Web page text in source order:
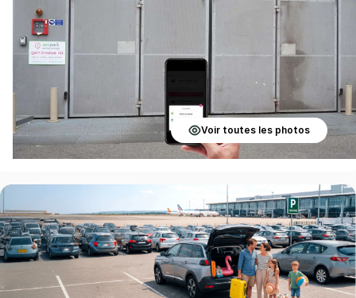
Voir toutes les photos